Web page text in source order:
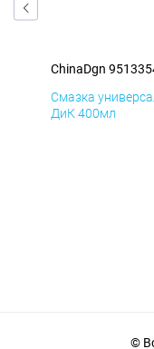
ChinaDgn
Смазка
ДиК 400мл
©